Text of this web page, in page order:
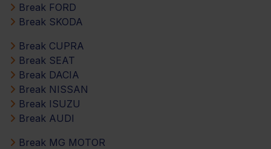
Break FORD
Break SKODA
Break CUPRA
Break SEAT
Break DACIA
Break NISSAN
Break ISUZU
Break AUDI
Break MG MOTOR